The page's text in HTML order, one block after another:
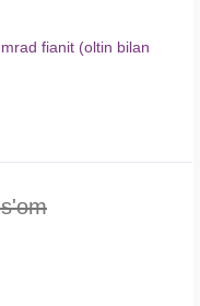
fianit (oltin bilan